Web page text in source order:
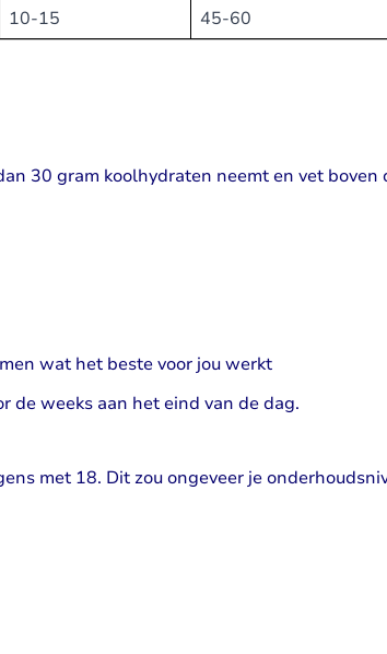
10-15 45-60
30 gram koolhydraten neemt en vet boven
wat het beste voor jou werkt
de weeks aan het eind van de dag.
met 18. Dit zou ongeveer je